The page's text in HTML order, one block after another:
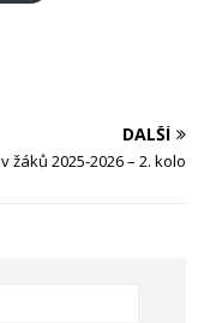
DALŠÍ
žáků 2025-2026 – 2. kolo